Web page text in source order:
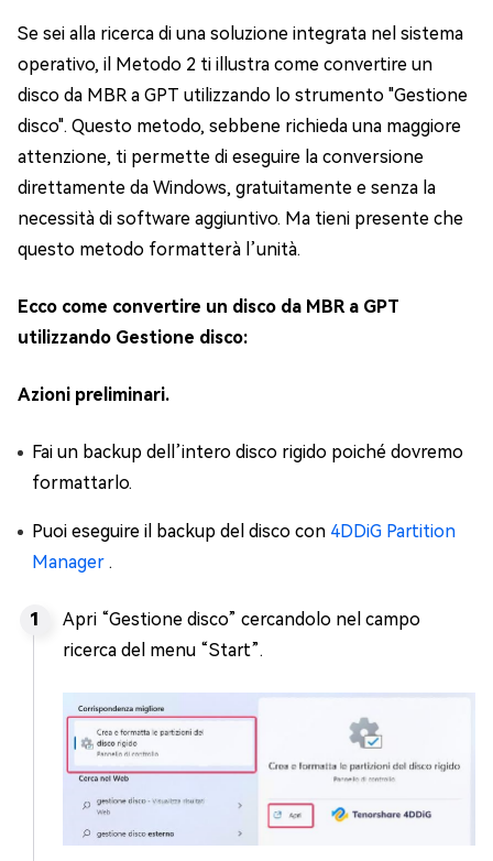
Se sei alla ricerca di una soluzione integrata nel sistema
operativo, il Metodo 2 ti illustra come convertire un
disco da MBR a GPT utilizzando lo strumento "Gestione
disco". Questo metodo, sebbene richieda una maggiore
attenzione, ti permette di eseguire la conversione
direttamente da Windows, gratuitamente e senza la
necessità di software aggiuntivo. Ma tieni presente che
questo metodo formatterà l’unità.
Ecco come convertire un disco da MBR a GPT
utilizzando Gestione disco:
Azioni preliminari.
Fai un backup dell’intero disco rigido poiché dovremo
formattarlo.
Puoi eseguire il backup del disco con 4DDiG Partition
Manager .
Apri “Gestione disco” cercandolo nel campo
ricerca del menu “Start”.